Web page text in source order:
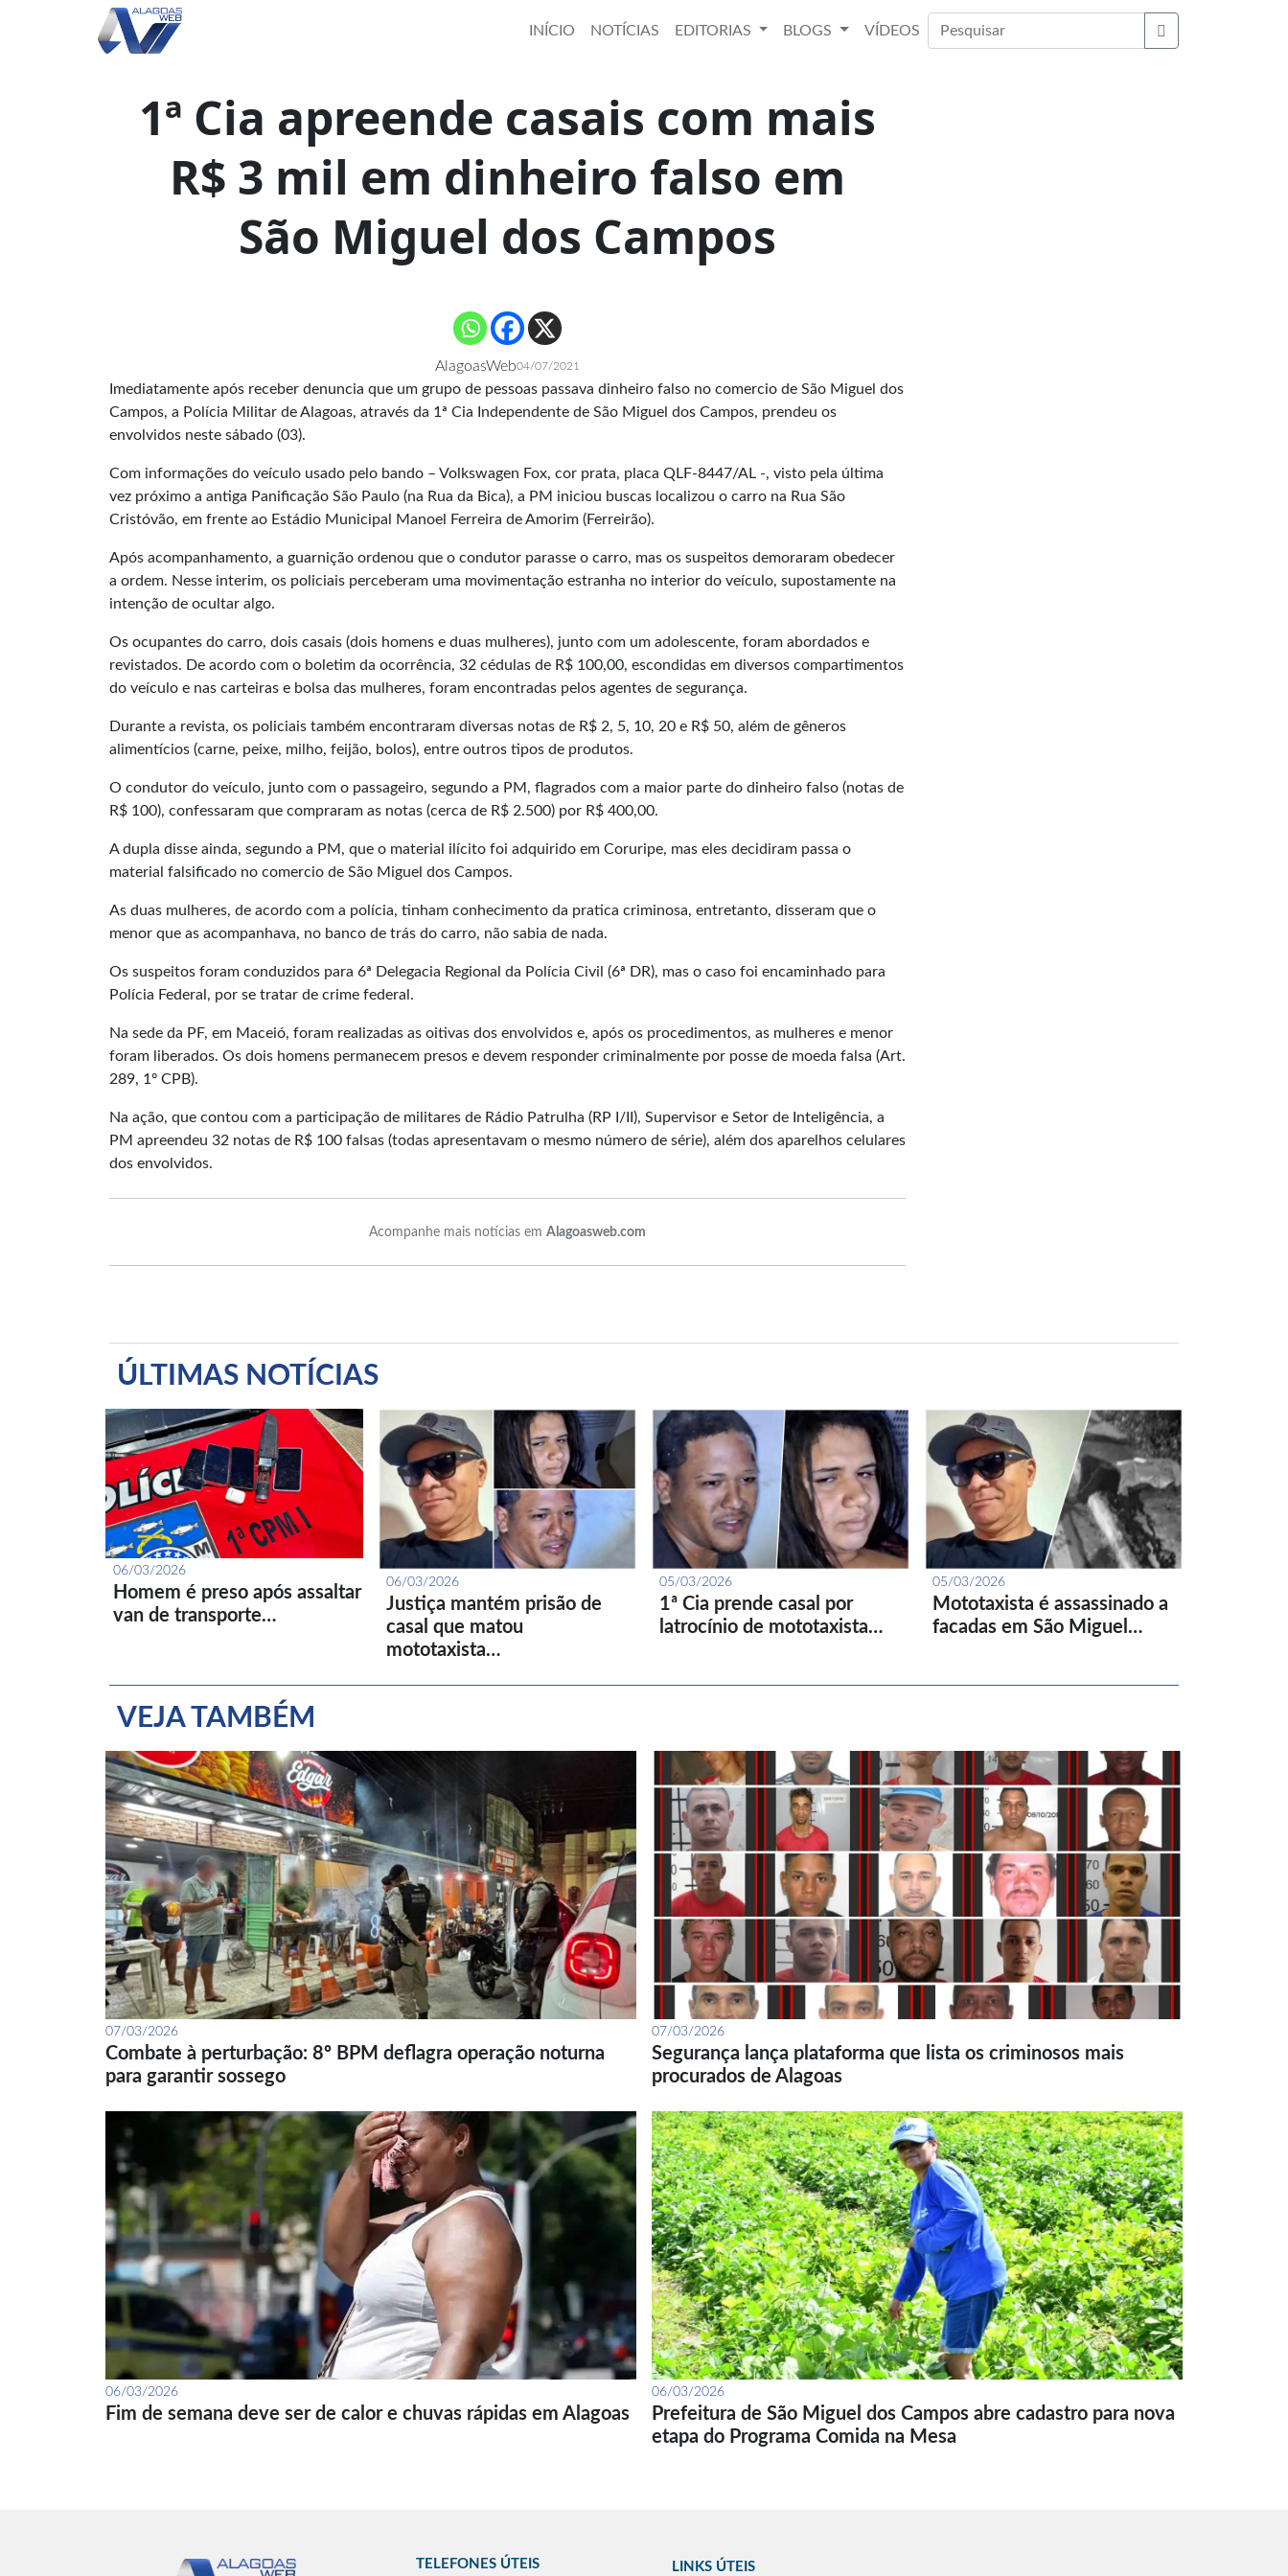
INÍCIO NOTÍCIAS EDITORIAS BLOGS
VÍDEOS
Buscar
1ª Cia apreende casais com mais
R$ 3 mil em dinheiro falso em
São Miguel dos Campos
AlagoasWeb04/07/2021
Imediatamente após receber denuncia que um grupo de pessoas passava dinheiro falso no comercio de São Miguel dos
Campos, a Polícia Militar de Alagoas, através da 1ª Cia Independente de São Miguel dos Campos, prendeu os
envolvidos neste sábado (03).
Com informações do veículo usado pelo bando – Volkswagen Fox, cor prata, placa QLF-8447/AL -, visto pela última
vez próximo a antiga Panificação São Paulo (na Rua da Bica), a PM iniciou buscas localizou o carro na Rua São
Cristóvão, em frente ao Estádio Municipal Manoel Ferreira de Amorim (Ferreirão).
Após acompanhamento, a guarnição ordenou que o condutor parasse o carro, mas os suspeitos demoraram obedecer
a ordem. Nesse interim, os policiais perceberam uma movimentação estranha no interior do veículo, supostamente na
intenção de ocultar algo.
Os ocupantes do carro, dois casais (dois homens e duas mulheres), junto com um adolescente, foram abordados e
revistados. De acordo com o boletim da ocorrência, 32 cédulas de R$ 100,00, escondidas em diversos compartimentos
do veículo e nas carteiras e bolsa das mulheres, foram encontradas pelos agentes de segurança.
Durante a revista, os policiais também encontraram diversas notas de R$ 2, 5, 10, 20 e R$ 50, além de gêneros
alimentícios (carne, peixe, milho, feijão, bolos), entre outros tipos de produtos.
O condutor do veículo, junto com o passageiro, segundo a PM, flagrados com a maior parte do dinheiro falso (notas de
R$ 100), confessaram que compraram as notas (cerca de R$ 2.500) por R$ 400,00.
A dupla disse ainda, segundo a PM, que o material ilícito foi adquirido em Coruripe, mas eles decidiram passa o
material falsificado no comercio de São Miguel dos Campos.
As duas mulheres, de acordo com a polícia, tinham conhecimento da pratica criminosa, entretanto, disseram que o
menor que as acompanhava, no banco de trás do carro, não sabia de nada.
Os suspeitos foram conduzidos para 6ª Delegacia Regional da Polícia Civil (6ª DR), mas o caso foi encaminhado para
Polícia Federal, por se tratar de crime federal.
Na sede da PF, em Maceió, foram realizadas as oitivas dos envolvidos e, após os procedimentos, as mulheres e menor
foram liberados. Os dois homens permanecem presos e devem responder criminalmente por posse de moeda falsa (Art.
289, 1º CPB).
Na ação, que contou com a participação de militares de Rádio Patrulha (RP I/II), Supervisor e Setor de Inteligência, a
PM apreendeu 32 notas de R$ 100 falsas (todas apresentavam o mesmo número de série), além dos aparelhos celulares
dos envolvidos.
Acompanhe mais notícias em Alagoasweb.com
ÚLTIMAS NOTÍCIAS
06/03/2026
Homem é preso após assaltar
van de transporte…
06/03/2026
Justiça mantém prisão de
casal que matou
mototaxista…
05/03/2026
1ª Cia prende casal por
latrocínio de mototaxista…
05/03/2026
Mototaxista é assassinado a
facadas em São Miguel…
VEJA TAMBÉM
07/03/2026
Combate à perturbação: 8º BPM deflagra operação noturna
para garantir sossego
07/03/2026
Segurança lança plataforma que lista os criminosos mais
procurados de Alagoas
06/03/2026
Fim de semana deve ser de calor e chuvas rápidas em Alagoas
06/03/2026
Prefeitura de São Miguel dos Campos abre cadastro para nova
etapa do Programa Comida na Mesa
TELEFONES ÚTEIS LINKS ÚTEIS